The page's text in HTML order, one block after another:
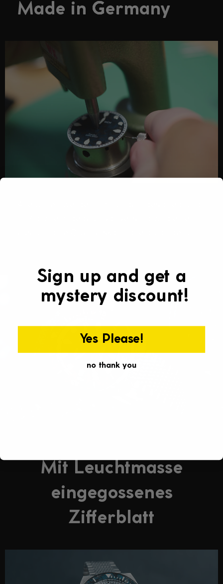
Made in Germany
Mit Leuchtmasse
eingegossenes
Zifferblatt
Sign up and get a
mystery discount!
Yes Please!
no thank you